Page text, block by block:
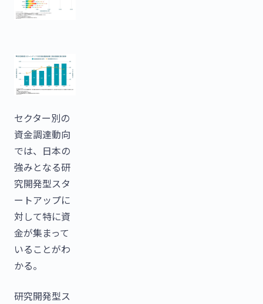
セクター別の
資金調達動向
では、日本の
強みとなる研
究開発型スタ
ートアップに
対して特に資
金が集まって
いることがわ
かる。
研究開発型ス